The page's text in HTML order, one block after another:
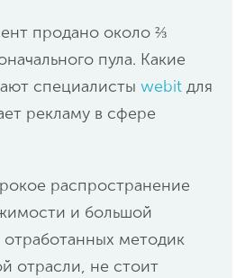
продано около ⅔
пула. Какие
специалисты webit для
рекламу в сфере
распространение
и большой
методик
отрасли, не стоит